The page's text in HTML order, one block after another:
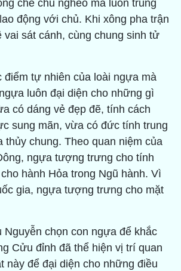
chê chủ nghèo mà luôn trung
động với chủ. Khi xông pha trận
vai sát cánh, cùng chung sinh tử
điểm tự nhiên của loài ngựa mà
luôn đại diện cho những gì
có dáng vẻ đẹp đẽ, tính cách
sung mãn, vừa có đức tính trung
thủy chung. Theo quan niệm của
ngựa tượng trưng cho tính
hành Hỏa trong Ngũ hành. Vì
gia, ngựa tượng trưng cho mặt
chọn con ngựa để khắc
Cửu đỉnh đã thể hiện vị trí quan
này để đại diện cho những điều